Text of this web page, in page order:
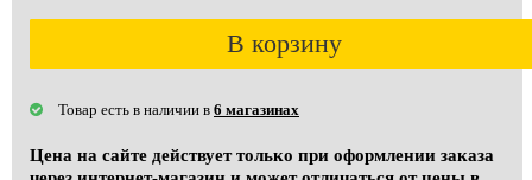
В корзину
Товар есть в наличии в 6 магазинах
Цена на сайте действует только при оформлении заказа